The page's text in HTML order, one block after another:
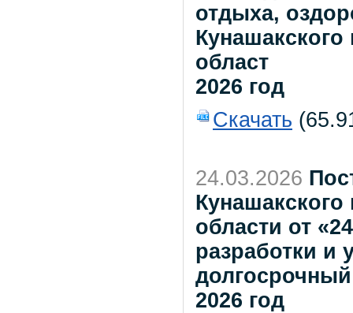
отдыха,
област
2026 год
Скачать
24.03.2026
области от
разработки и
2026 год